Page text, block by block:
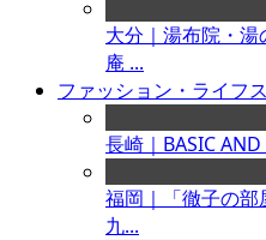
大分｜湯布院・
庵 ...
ファッション・ライフ
長崎｜BASIC
福岡｜「徹子の部
九...